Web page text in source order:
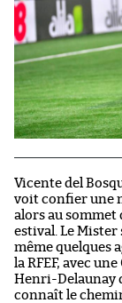
Vicente del
voit confier une
alors au sommet
estival. Le Mister
même quelques
la RFEF, avec
Henri-Delaunay
connaît le